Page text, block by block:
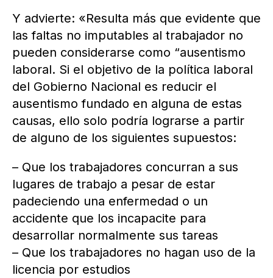
Y advierte: «Resulta más que evidente que
las faltas no imputables al trabajador no
pueden considerarse como “ausentismo
laboral. Si el objetivo de la política laboral
del Gobierno Nacional es reducir el
ausentismo fundado en alguna de estas
causas, ello solo podría lograrse a partir
de alguno de los siguientes supuestos:
– Que los trabajadores concurran a sus
lugares de trabajo a pesar de estar
padeciendo una enfermedad o un
accidente que los incapacite para
desarrollar normalmente sus tareas
– Que los trabajadores no hagan uso de la
licencia por estudios